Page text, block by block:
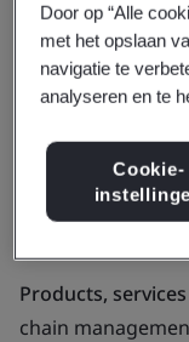
Fung
Group
Business scope:
Products,
chain
Door op “Alle
met het opslaan
navigatie te
analyseren en te
Cookie-